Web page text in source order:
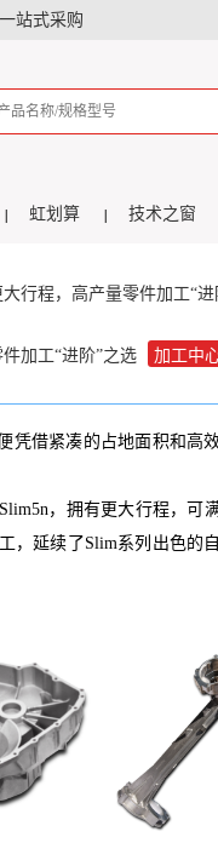
一站式采购
虹划算 技术之窗
行程，高产量零件加工“进
加工“进阶”之选 加工中
借紧凑的占地面积和高
，拥有更大行程，可
，延续了Slim系列出色的